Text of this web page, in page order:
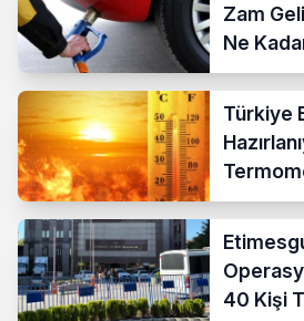
Zam
Ne
Türkiye
40 Kişi